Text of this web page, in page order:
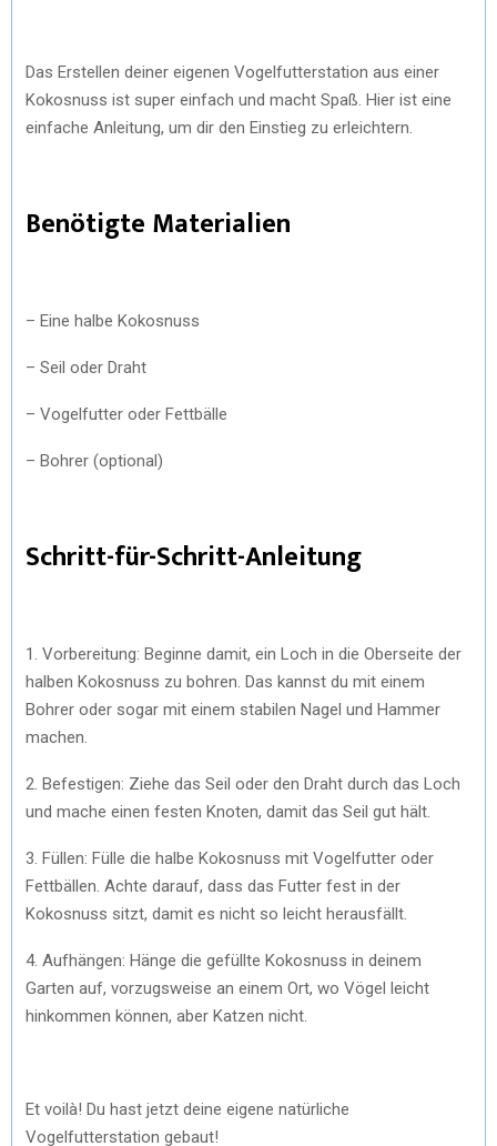
Das Erstellen deiner eigenen Vogelfutterstation aus einer
Kokosnuss ist super einfach und macht Spaß. Hier ist eine
einfache Anleitung, um dir den Einstieg zu erleichtern.
Benötigte Materialien
– Eine halbe Kokosnuss
– Seil oder Draht
– Vogelfutter oder Fettbälle
– Bohrer (optional)
Schritt-für-Schritt-Anleitung
1. Vorbereitung: Beginne damit, ein Loch in die Oberseite der
halben Kokosnuss zu bohren. Das kannst du mit einem
Bohrer oder sogar mit einem stabilen Nagel und Hammer
machen.
2. Befestigen: Ziehe das Seil oder den Draht durch das Loch
und mache einen festen Knoten, damit das Seil gut hält.
3. Füllen: Fülle die halbe Kokosnuss mit Vogelfutter oder
Fettbällen. Achte darauf, dass das Futter fest in der
Kokosnuss sitzt, damit es nicht so leicht herausfällt.
4. Aufhängen: Hänge die gefüllte Kokosnuss in deinem
Garten auf, vorzugsweise an einem Ort, wo Vögel leicht
hinkommen können, aber Katzen nicht.
Et voilà! Du hast jetzt deine eigene natürliche
Vogelfutterstation gebaut!